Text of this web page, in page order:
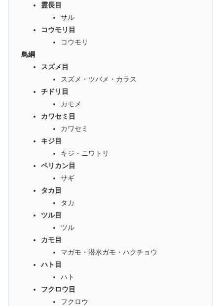
霊長目
サル
コウモリ目
コウモリ
鳥綱
スズメ目
スズメ・ツバメ・カラス
チドリ目
カモメ
カワセミ目
カワセミ
キジ目
キジ・ニワトリ
ペリカン目
サギ
タカ目
タカ
ツル目
ツル
カモ目
マガモ・潜水ガモ・ハクチョウ
ハト目
ハト
フクロウ目
フクロウ